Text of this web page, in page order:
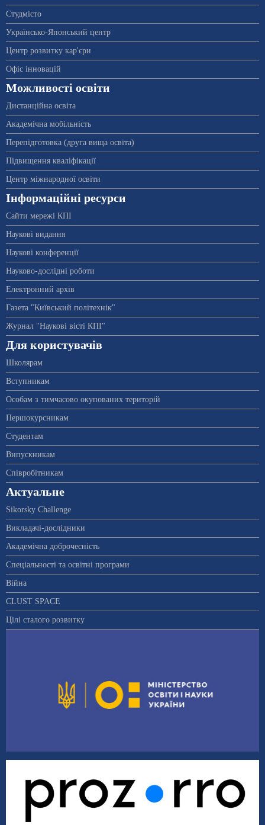
Студмісто
Українсько-Японський центр
Центр розвитку кар'єри
Офіс інновацій
Можливості освіти
Дистанційна освіта
Академічна мобільність
Перепідготовка (друга вища освіта)
Підвищення кваліфікації
Центр міжнародної освіти
Інформаційні ресурси
Сайти мережі КПІ
Наукові видання
Наукові конференції
Науково-дослідні роботи
Електронний архів
Газета "Київський політехнік"
Журнал "Наукові вісті КПІ"
Для користувачів
Школярам
Вступникам
Особам з тимчасово окупованих територій
Першокурсникам
Студентам
Випускникам
Співробітникам
Актуальне
Sikorsky Challenge
Викладачі-дослідники
Академічна доброчесність
Спеціальності та освітні програми
Війна
CLUST SPACE
Цілі сталого розвитку